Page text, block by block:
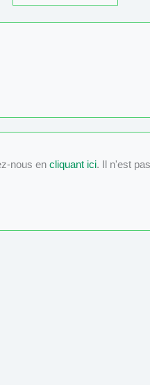
nous en cliquant ici. Il n'est